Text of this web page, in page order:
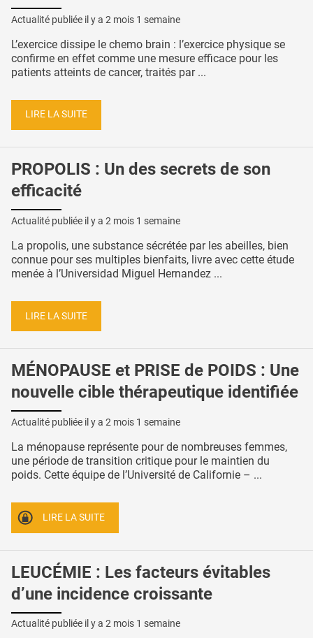
Actualité publiée il y a 2 mois 1 semaine
L’exercice dissipe le chemo brain : l’exercice physique se
confirme en effet comme une mesure efficace pour les
patients atteints de cancer, traités par ...
LIRE LA SUITE
PROPOLIS : Un des secrets de son
efficacité
Actualité publiée il y a 2 mois 1 semaine
La propolis, une substance sécrétée par les abeilles, bien
connue pour ses multiples bienfaits, livre avec cette étude
menée à l’Universidad Miguel Hernandez ...
LIRE LA SUITE
MÉNOPAUSE et PRISE de POIDS : Une
nouvelle cible thérapeutique identifiée
Actualité publiée il y a 2 mois 1 semaine
La ménopause représente pour de nombreuses femmes,
une période de transition critique pour le maintien du
poids. Cette équipe de l’Université de Californie – ...
LIRE LA SUITE
LEUCÉMIE : Les facteurs évitables
d’une incidence croissante
Actualité publiée il y a 2 mois 1 semaine